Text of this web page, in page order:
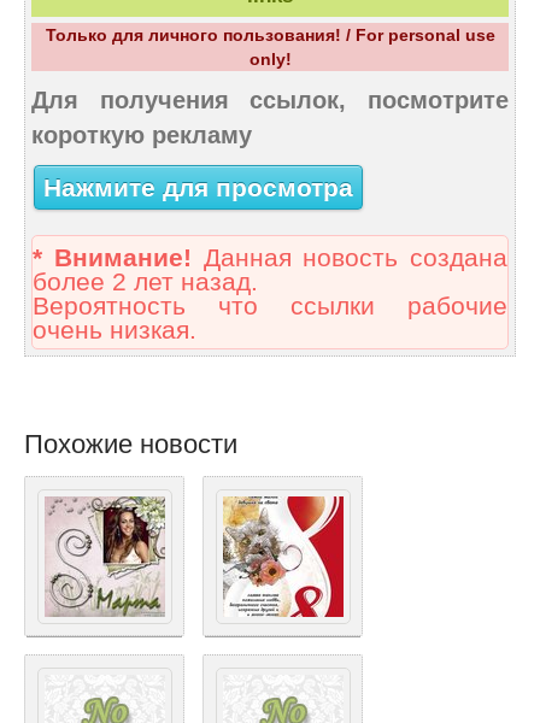
Только для личного пользования! / For personal use
only!
Для получения ссылок, посмотрите
короткую рекламу
Нажмите для просмотра
* Внимание! Данная новость создана
более 2 лет назад.
Вероятность что ссылки рабочие
очень низкая.
Похожие новости